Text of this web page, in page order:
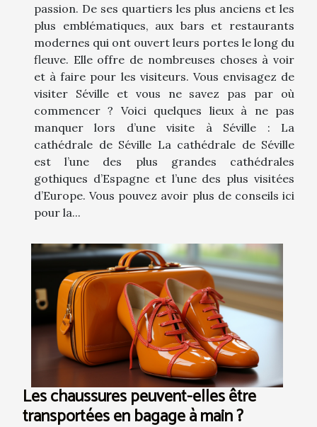
passion. De ses quartiers les plus anciens et les
plus emblématiques, aux bars et restaurants
modernes qui ont ouvert leurs portes le long du
fleuve. Elle offre de nombreuses choses à voir
et à faire pour les visiteurs. Vous envisagez de
visiter Séville et vous ne savez pas par où
commencer ? Voici quelques lieux à ne pas
manquer lors d’une visite à Séville : La
cathédrale de Séville La cathédrale de Séville
est l’une des plus grandes cathédrales
gothiques d’Espagne et l’une des plus visitées
d’Europe. Vous pouvez avoir plus de conseils ici
pour la...
Les chaussures peuvent-elles être
transportées en bagage à main ?